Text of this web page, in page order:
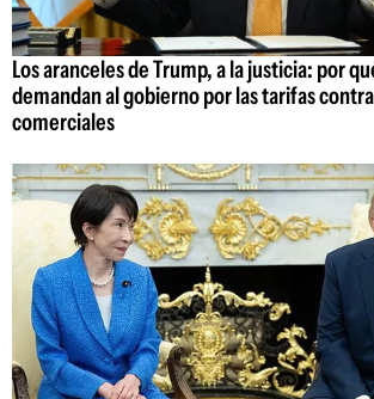
Los aranceles de Trump, a la justicia: por
demandan al gobierno por las tarifas
comerciales